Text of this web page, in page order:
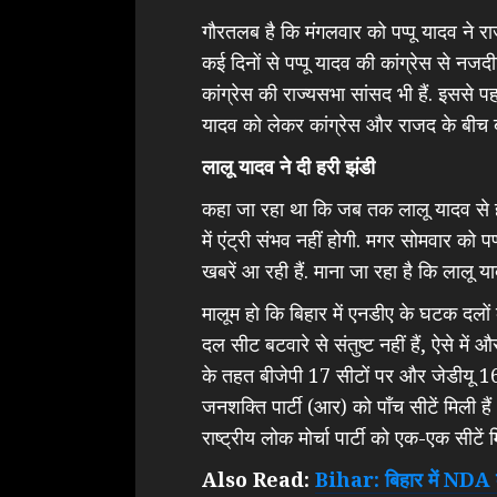
गौरतलब है कि मंगलवार को पप्पू यादव ने
कई दिनों से पप्पू यादव की कांग्रेस से
कांग्रेस की राज्यसभा सांसद भी हैं. इससे
यादव को लेकर कांग्रेस और राजद के बीच
लालू यादव ने दी हरी झंडी
कहा जा रहा था कि जब तक लालू यादव से
में एंट्री संभव नहीं होगी. मगर सोमवार
खबरें आ रही हैं. माना जा रहा है कि लालू
मालूम हो कि बिहार में एनडीए के घटक
दल सीट बटवारे से संतुष्ट नहीं हैं, ऐसे में
के तहत बीजेपी 17 सीटों पर और जेडीयू 16
जनशक्ति पार्टी (आर) को पाँच सीटें
राष्ट्रीय लोक मोर्चा पार्टी को एक-एक सीटें
Also Read: Bihar: बिहार में NDA